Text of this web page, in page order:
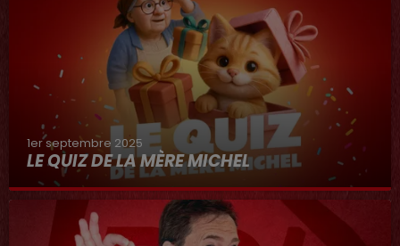
1er septembre 2025
LE QUIZ DE LA MÈRE MICHEL